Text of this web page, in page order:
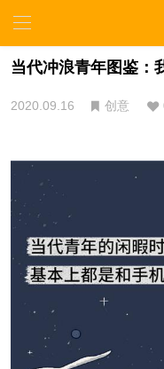
当代冲浪青年图鉴：
2020.09.16 创意